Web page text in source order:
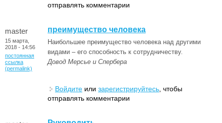
отправлять комментарии
master
15 марта,
2018 - 14:56
постоянная
ссылка
(permalink)
преимущество человека
Наибольшее преимущество человека над другими
видами – его способность к сотрудничеству.
Довод Мерсье и Спербера
Войдите или зарегистрируйтесь , чтобы
отправлять комментарии